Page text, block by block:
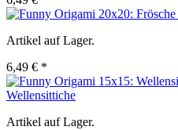
Artikel auf Lager.
6,49 € *
Wellensittiche
Artikel auf Lager.